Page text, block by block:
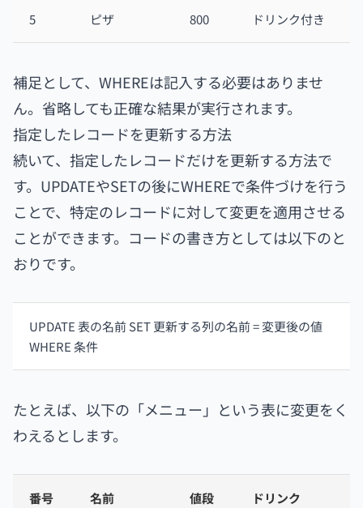
5 ピザ 800 ドリンク付き
補足として、WHEREは記入する必要はありませ
ん。省略しても正確な結果が実行されます。
指定したレコードを更新する方法
続いて、指定したレコードだけを更新する方法で
す。UPDATEやSETの後にWHEREで条件づけを行う
ことで、特定のレコードに対して変更を適用させる
ことができます。コードの書き方としては以下のと
おりです。
UPDATE 表の名前 SET 更新する列の名前 = 変更後の値
WHERE 条件
たとえば、以下の「メニュー」という表に変更をく
わえるとします。
番号 名前 値段 ドリンク